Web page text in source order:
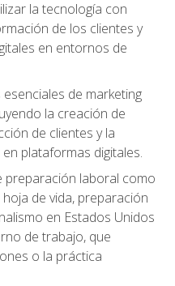
la tecnología con
de los clientes y
en entornos de
de marketing
la creación de
de clientes y la
plataformas digitales.
preparación laboral como
de vida, preparación
en Estados Unidos
de trabajo, que
o la práctica